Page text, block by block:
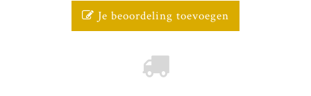
Je beoordeling toevoegen